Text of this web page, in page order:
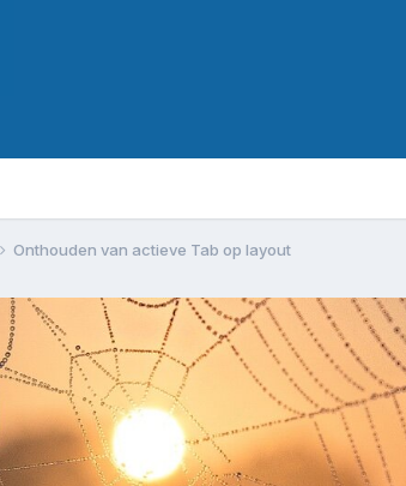
Onthouden van actieve Tab op layout